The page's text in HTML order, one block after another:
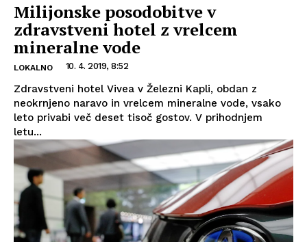
Milijonske posodobitve v
zdravstveni hotel z vrelcem
mineralne vode
LOKALNO 10. 4. 2019, 8:52
Zdravstveni hotel Vivea v Železni Kapli, obdan z
neokrnjeno naravo in vrelcem mineralne vode, vsako
leto privabi več deset tisoč gostov. V prihodnjem
letu...